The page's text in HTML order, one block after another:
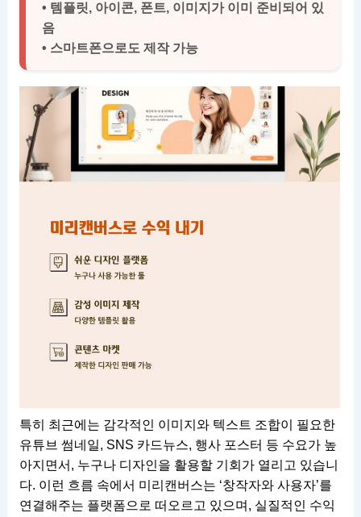
• 템플릿, 아이콘, 폰트, 이미지가 이미 준비되어 있
음
• 스마트폰으로도 제작 가능
특히 최근에는 감각적인 이미지와 텍스트 조합이 필요한
유튜브 썸네일, SNS 카드뉴스, 행사 포스터 등 수요가 높
아지면서, 누구나 디자인을 활용할 기회가 열리고 있습니
다. 이런 흐름 속에서 미리캔버스는 ‘창작자와 사용자’를
연결해주는 플랫폼으로 떠오르고 있으며, 실질적인 수익